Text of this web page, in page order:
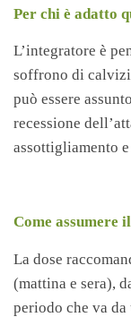
Per chi è adatto
L’integratore è
soffrono di
può essere
recessione
assottigliamento
Come assumere
La dose
(mattina e sera),
periodo che va da